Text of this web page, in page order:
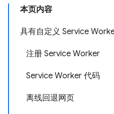
本页内容
具有自定义 Service
注册 Service Worker
Service Worker 代码
离线回退网页